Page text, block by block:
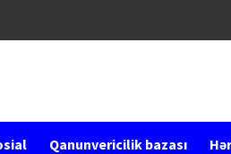
Qanunvericilik bazası